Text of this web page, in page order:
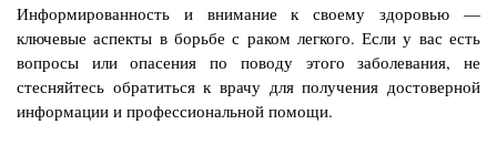
Информированность и внимание к своему здоровью —
ключевые аспекты в борьбе с раком легкого. Если у вас есть
вопросы или опасения по поводу этого заболевания, не
стесняйтесь обратиться к врачу для получения достоверной
информации и профессиональной помощи.